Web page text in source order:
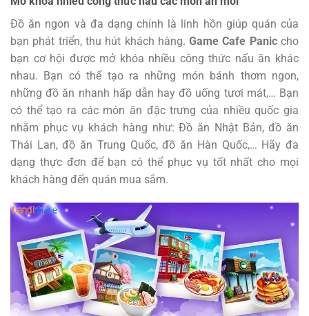
Đồ ăn ngon và đa dạng chính là linh hồn giúp quán của
bạn phát triển, thu hút khách hàng.Game Cafe Paniccho
bạn cơ hội được mở khóa nhiều công thức nấu ăn khác
nhau. Bạn có thể tạo ra những món bánh thơm ngon,
những đồ ăn nhanh hấp dẫn hay đồ uống tươi mát,… Bạn
có thể tạo ra các món ăn đặc trưng của nhiều quốc gia
nhằm phục vụ khách hàng như: Đồ ăn Nhật Bản, đồ ăn
Thái Lan, đồ ăn Trung Quốc, đồ ăn Hàn Quốc,… Hãy đa
dạng thực đơn để bạn có thể phục vụ tốt nhất cho mọi
khách hàng đến quán mua sắm.